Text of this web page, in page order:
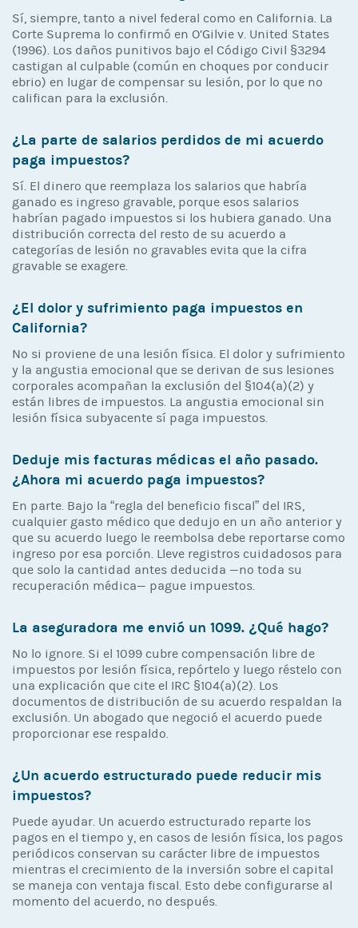
Sí, siempre, tanto a nivel federal como en California. La
Corte Suprema lo confirmó en O’Gilvie v. United States
(1996). Los daños punitivos bajo el Código Civil §3294
castigan al culpable (común en choques por conducir
ebrio) en lugar de compensar su lesión, por lo que no
califican para la exclusión.
¿La parte de salarios perdidos de mi acuerdo
paga impuestos?
Sí. El dinero que reemplaza los salarios que habría
ganado es ingreso gravable, porque esos salarios
habrían pagado impuestos si los hubiera ganado. Una
distribución correcta del resto de su acuerdo a
categorías de lesión no gravables evita que la cifra
gravable se exagere.
¿El dolor y sufrimiento paga impuestos en
California?
No si proviene de una lesión física. El dolor y sufrimiento
y la angustia emocional que se derivan de sus lesiones
corporales acompañan la exclusión del §104(a)(2) y
están libres de impuestos. La angustia emocional sin
lesión física subyacente sí paga impuestos.
Deduje mis facturas médicas el año pasado.
¿Ahora mi acuerdo paga impuestos?
En parte. Bajo la “regla del beneficio fiscal” del IRS,
cualquier gasto médico que dedujo en un año anterior y
que su acuerdo luego le reembolsa debe reportarse como
ingreso por esa porción. Lleve registros cuidadosos para
que solo la cantidad antes deducida —no toda su
recuperación médica— pague impuestos.
La aseguradora me envió un 1099. ¿Qué hago?
No lo ignore. Si el 1099 cubre compensación libre de
impuestos por lesión física, repórtelo y luego réstelo con
una explicación que cite el IRC §104(a)(2). Los
documentos de distribución de su acuerdo respaldan la
exclusión. Un abogado que negoció el acuerdo puede
proporcionar ese respaldo.
¿Un acuerdo estructurado puede reducir mis
impuestos?
Puede ayudar. Un acuerdo estructurado reparte los
pagos en el tiempo y, en casos de lesión física, los pagos
periódicos conservan su carácter libre de impuestos
mientras el crecimiento de la inversión sobre el capital
se maneja con ventaja fiscal. Esto debe configurarse al
momento del acuerdo, no después.